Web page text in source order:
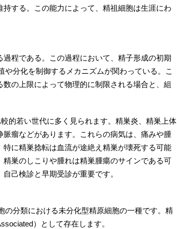
する。この能力によって、精祖細胞は生涯にわ
程である。この過程において、精子形成の初期
分化を制御するメカニズムが関わっている。こ
の上限によって物理的に制限される場合と、組
的若い世代に多く見られます。精巣炎、精巣上体
瘤などがあります。これらの病気は、痛みや腫
に精巣捻転は血流が途絶え精巣が壊死する可能
巣のしこりや腫れは精巣腫瘍のサインである可
己検診と早期受診が重要です。
の分類における未分化型精原細胞の一種です。精
）として存在します。